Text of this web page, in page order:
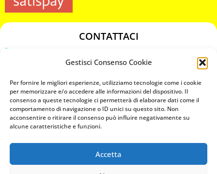
Gestisci Consenso Cookie
Per fornire le migliori esperienze, utilizziamo tecnologie come i cookie
per memorizzare e/o accedere alle informazioni del dispositivo. Il
consenso a queste tecnologie ci permetterà di elaborare dati come il
comportamento di navigazione o ID unici su questo sito. Non
acconsentire o ritirare il consenso può influire negativamente su
alcune caratteristiche e funzioni.
Accetta
CONTATTACI
chiavicodificate@gmail.com
Privacy Policy
Cookie Policy
MAPS